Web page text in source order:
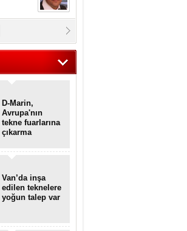
D-Marin,
Avrupa'nın
tekne fuarlarına
çıkarma
Van’da inşa
edilen teknelere
yoğun talep var